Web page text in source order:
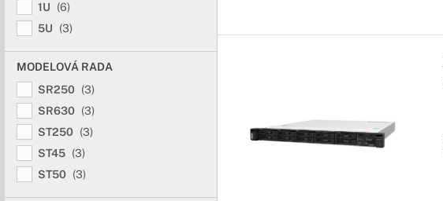
1U
(6)
5U
(3)
MODELOVÁ RADA
SR250
(3)
SR630
(3)
ST250
(3)
ST45 (3)
ST50
(3)